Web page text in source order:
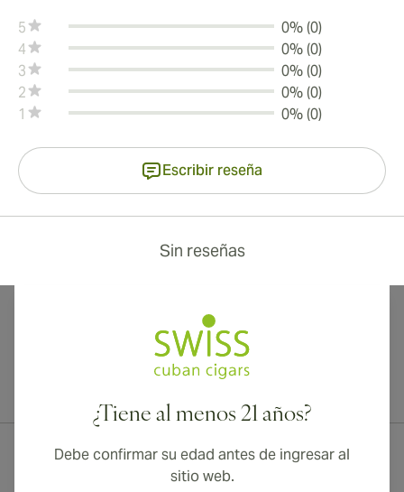
5
0% (0)
4
0% (0)
3
0% (0)
2
0% (0)
1
0% (0)
Escribir reseña
Sin reseñas
¿Tiene al menos 21 años?
Debe confirmar su edad antes de ingresar al
sitio web.